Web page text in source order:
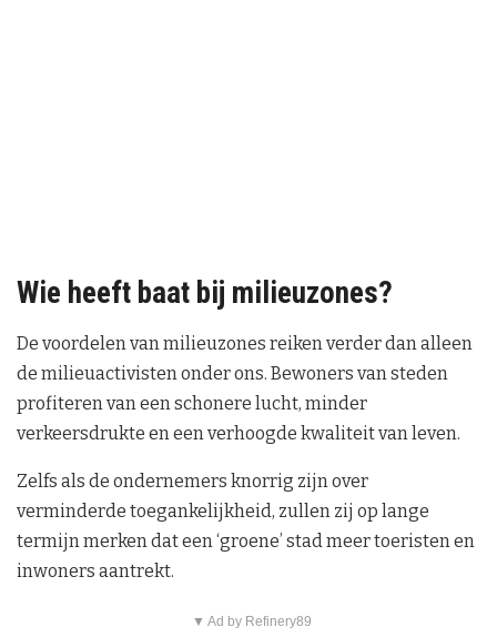
Wie heeft baat bij milieuzones?
De voordelen van milieuzones reiken verder dan alleen
de milieuactivisten onder ons. Bewoners van steden
profiteren van een schonere lucht, minder
verkeersdrukte en een verhoogde kwaliteit van leven.
Zelfs als de ondernemers knorrig zijn over
verminderde toegankelijkheid, zullen zij op lange
termijn merken dat een ‘groene’ stad meer toeristen en
inwoners aantrekt.
▼ Ad by Refinery89